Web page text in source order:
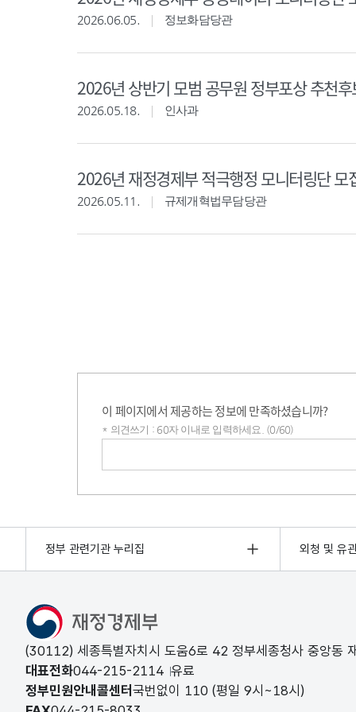
2026.06.05. 정보화담당관
2026년 상반기 모범 공무원 정부포상 추천
2026.05.18. 인사과
2026년 재정경제부 적극행정 모니터링단 모
2026.05.11. 규제개혁법무담당관
이 페이지에서 제공하는 정보에 만족하셨습니까?
* 의견쓰기 : 60자 이내로 입력하세요. (0/60)
정부 관련기관 누리집 외청 및 유
(30112) 세종특별자치시 도움6로 42 정부세종청사 중앙동
대표전화044-215-2114 유료
정부민원안내콜센터 국번없이 110 (평일 9시~18시)